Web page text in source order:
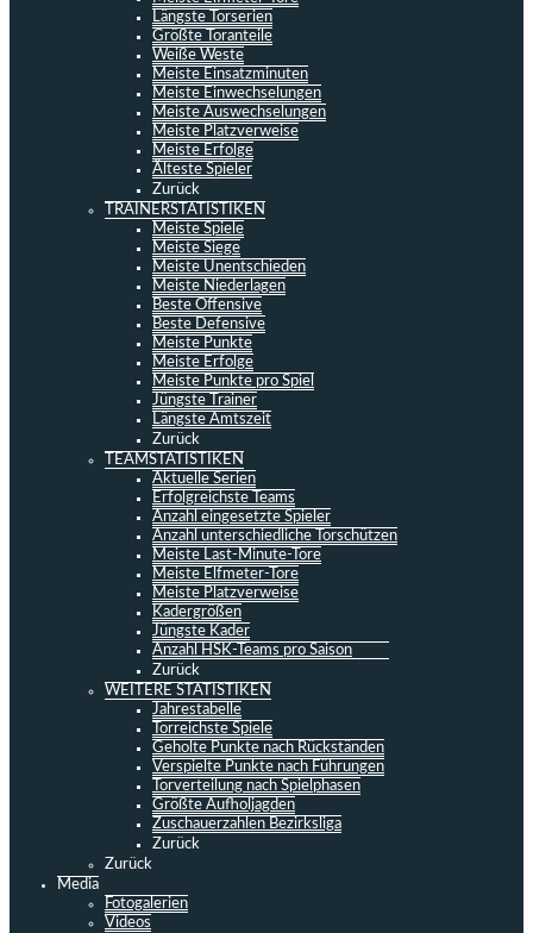
Längste Torserien
Größte Toranteile
Weiße Weste
Meiste Einsatzminuten
Meiste Einwechselungen
Meiste Auswechselungen
Meiste Platzverweise
Meiste Erfolge
Älteste Spieler
Zurück
TRAINERSTATISTIKEN
Meiste Spiele
Meiste Siege
Meiste Unentschieden
Meiste Niederlagen
Beste Offensive
Beste Defensive
Meiste Punkte
Meiste Erfolge
Meiste Punkte pro Spiel
Jüngste Trainer
Längste Amtszeit
Zurück
TEAMSTATISTIKEN
Aktuelle Serien
Erfolgreichste Teams
Anzahl eingesetzte Spieler
Anzahl unterschiedliche Torschützen
Meiste Last-Minute-Tore
Meiste Elfmeter-Tore
Meiste Platzverweise
Kadergrößen
Jüngste Kader
Anzahl HSK-Teams pro Saison
Zurück
WEITERE STATISTIKEN
Jahrestabelle
Torreichste Spiele
Geholte Punkte nach Rückständen
Verspielte Punkte nach Führungen
Torverteilung nach Spielphasen
Größte Aufholjagden
Zuschauerzahlen Bezirksliga
Zurück
Zurück
Media
Fotogalerien
Videos